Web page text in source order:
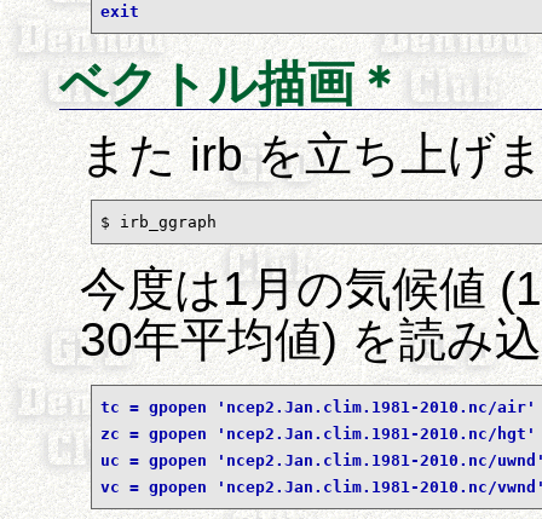
exit
ベクトル描画＊
また irb を立ち上げ
$ irb_ggraph
今度は1月の気候値
30年平均値) を読み
tc = gpopen 'ncep2.Jan.clim.1981-2010.nc/
zc = gpopen 'ncep2.Jan.clim.1981-2010.nc/
uc = gpopen 'ncep2.Jan.clim.1981-2010.nc/
vc = gpopen 'ncep2.Jan.clim.1981-2010.nc/